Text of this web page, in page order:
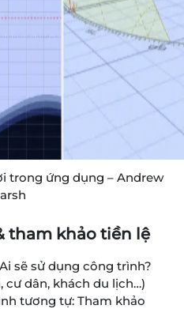
trong ứng dụng – Andrew
tham khảo tiền lệ
sẽ sử dụng công trình?
cư dân, khách du lịch…)
tương tự: Tham khảo